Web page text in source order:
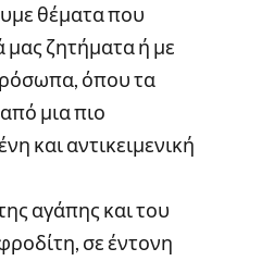
θέματα που
ζητήματα ή με
όπου τα
μια πιο
και αντικειμενική
αγάπης και του
σε έντονη